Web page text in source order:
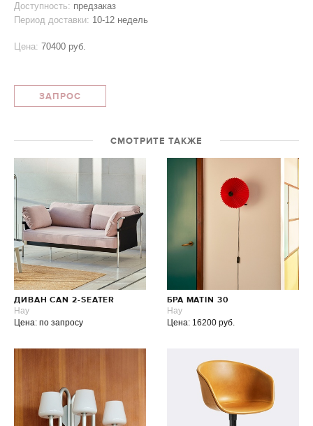
Доступность: предзаказ
Период доставки: 10-12 недель
Цена: 70400 руб.
ЗАПРОС
СМОТРИТЕ ТАКЖЕ
ДИВАН CAN 2-SEATER
Hay
Цена: по запросу
БРА MATIN 30
Hay
Цена: 16200 руб.